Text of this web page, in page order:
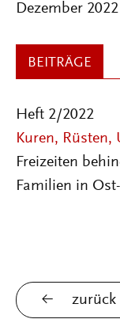
Dezember 2022
BEITRÄGE
Heft 2/2022
Kuren, Rüsten,
Freizeiten
Familien in
zurück